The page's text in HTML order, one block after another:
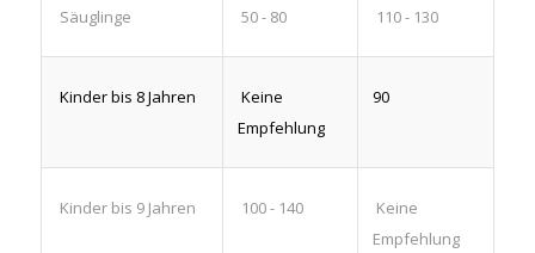
Säuglinge 50 - 80 110 - 130
Kinder bis 8 Jahren
Keine
Empfehlung
90
Kinder bis 9 Jahren 100 - 140
Keine
Empfehlung